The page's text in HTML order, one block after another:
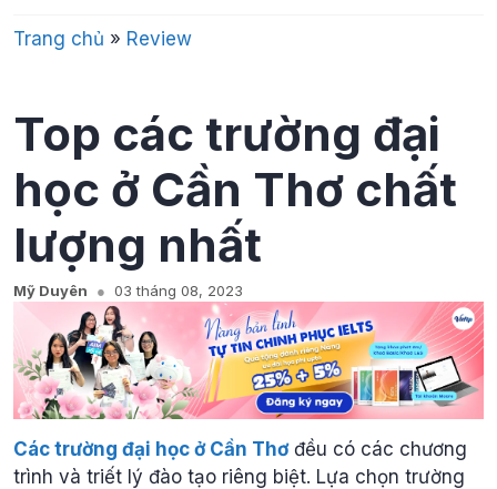
Trang chủ » Review
Top các trường đại
học ở Cần Thơ chất
lượng nhất
Mỹ Duyên 03 tháng 08, 2023
Các trường đại học ở Cần Thơđều có các chương
trình và triết lý đào tạo riêng biệt. Lựa chọn trường